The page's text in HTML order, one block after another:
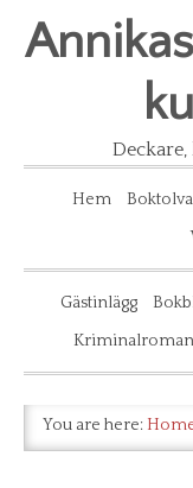
Hem Boktolva
Gästinlägg
Kriminalroman
You are here: